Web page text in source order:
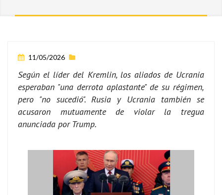
11/05/2026
Según el líder del Kremlin, los aliados de Ucrania
esperaban "una derrota aplastante" de su régimen,
pero "no sucedió". Rusia y Ucrania también se
acusaron mutuamente de violar la tregua
anunciada por Trump.